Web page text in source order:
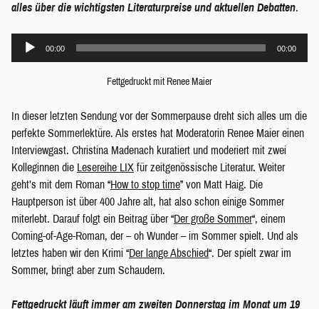
alles über die wichtigsten Literaturpreise und aktuellen Debatten.
Audio-
00:00 00:00
Fettgedruckt mit Renee Maier
In dieser letzten Sendung vor der Sommerpause dreht sich alles um die
perfekte Sommerlektüre. Als erstes hat Moderatorin Renee Maier einen
Interviewgast. Christina Madenach kuratiert und moderiert mit zwei
Kolleginnen die Lesereihe LIX für zeitgenössische Literatur. Weiter
geht’s mit dem Roman “How to stop time” von Matt Haig. Die
Hauptperson ist über 400 Jahre alt, hat also schon einige Sommer
miterlebt. Darauf folgt ein Beitrag über “Der große Sommer“, einem
Coming-of-Age-Roman, der – oh Wunder – im Sommer spielt. Und als
letztes haben wir den Krimi “Der lange Abschied“. Der spielt zwar im
Sommer, bringt aber zum Schaudern.
Fettgedruckt läuft immer am zweiten Donnerstag im Monat um 19